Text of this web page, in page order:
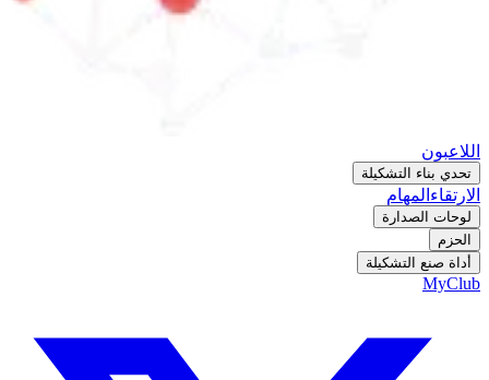
اللاعبون
تحدي بناء التشكيلة
الارتقاء المهام
لوحات الصدارة
الحزم
أداة صنع التشكيلة
MyClub